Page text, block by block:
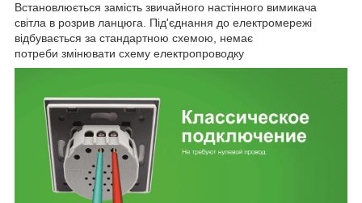
Встановлюється замість звичайного настінного вимикача
світла в розрив ланцюга. Під'єднання до електромережі
відбувається за стандартною схемою, немає
потреби змінювати схему електропроводку